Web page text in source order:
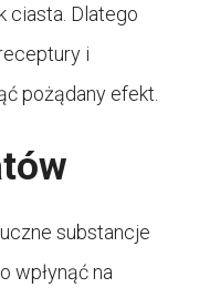
ciasta. Dlatego
i
pożądany efekt.
substancje
wpłynąć na